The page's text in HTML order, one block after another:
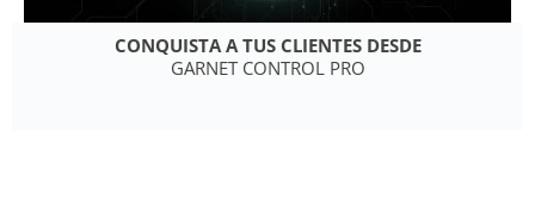
CONQUISTA A TUS CLIENTES DESDE
GARNET CONTROL PRO